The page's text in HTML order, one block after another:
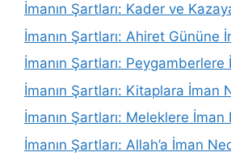
İmanın Şartları: Kader ve
İmanın Şartları: Ahiret Gününe
İmanın Şartları: Peygamberlere
İmanın Şartları: Kitaplara İman
İmanın Şartları: Meleklere İman
İmanın Şartları: Allah’a İman